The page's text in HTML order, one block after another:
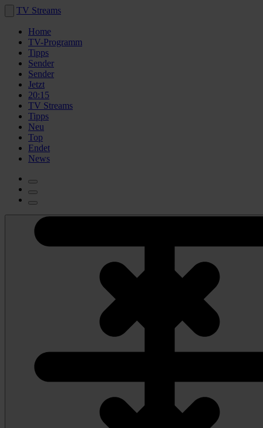
TV Streams
Home
TV-Programm
Tipps
Sender
Sender
Jetzt
20:15
TV Streams
Tipps
Neu
Top
Endet
News